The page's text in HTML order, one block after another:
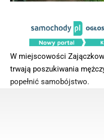
W miejscowości
trwają poszukiwania
popełnić samobójstwo.